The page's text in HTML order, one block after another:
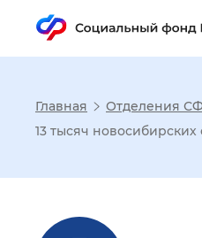
Главная Отделения
13 тысяч